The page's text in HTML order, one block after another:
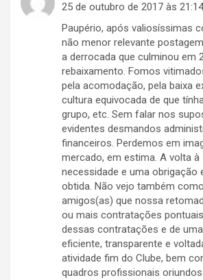
25 de outubro de 2017 às 21:14
Paupério, após valiosíssimas
não menor relevante
a derrocada que culminou em
rebaixamento. Fomos
pela acomodação, pela baixa
cultura equivocada de que
grupo, etc. Sem falar nos
evidentes desmandos
financeiros. Perdemos em
mercado, em estima. A volta à
necessidade e uma obrigação
obtida. Não vejo também
amigos(as) que nossa
ou mais contratações
dessas contratações e de
eficiente, transparente e
atividade fim do Clube, bem
quadros profissionais